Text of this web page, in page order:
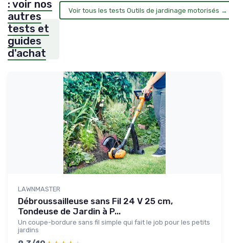
: voir nos
autres
tests et
guides
d'achat
Voir tous les tests Outils de jardinage motorisés →
LAWNMASTER
Débroussailleuse sans Fil 24 V 25 cm,
Tondeuse de Jardin à P...
Un coupe-bordure sans fil simple qui fait le job pour les petits
jardins